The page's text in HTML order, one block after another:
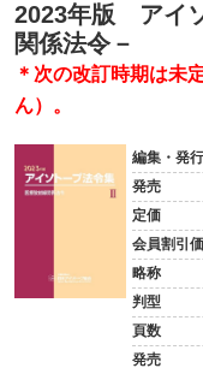
2023年版 アイ
関係法令－
＊次の改訂時期は未
ん）。
編集・発行
発売
定価
会員割引
略称
判型
頁数
発売